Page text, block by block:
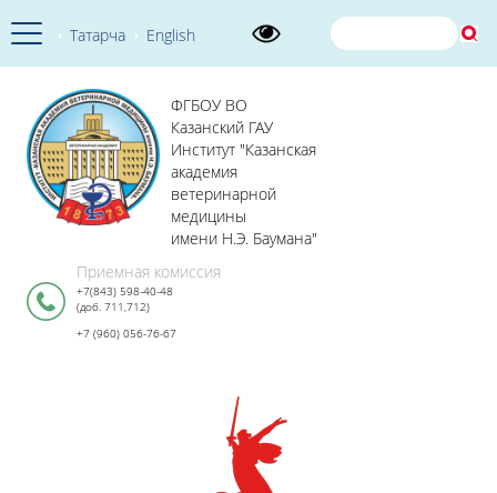
Татарча English
ФГБОУ ВО
Казанский ГАУ
Институт "Казанская
академия
ветеринарной
медицины
имени Н.Э. Баумана"
Приемная комиссия
+7(843) 598-40-48
(доб. 711,712)
+7 (960) 056-76-67